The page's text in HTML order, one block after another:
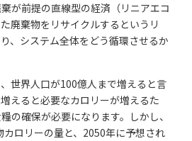
が前提の直線型の経済（リニアエコ
廃棄物をリサイクルするというリ
、システム全体をどう循環させるか
世界人口が100億人まで増えると言
えると必要なカロリーが増えるた
の確保が必要になります。しかし、
ロリーの量と、2050年に予想され